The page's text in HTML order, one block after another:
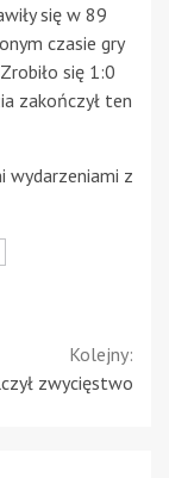
się w 89
czasie gry
się 1:0
zakończył ten
wydarzeniami z
Kolejny:
zwycięstwo